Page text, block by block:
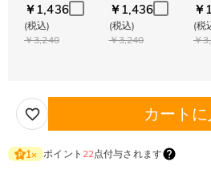
￥1,436
(税込)
￥3,240
￥1,436
(税込)
￥3,240
￥
(税
￥
カート
1× ポイント 22点付与されます